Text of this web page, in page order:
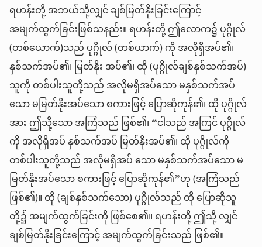
ရဟန်းတို့ အဘယ်သို့လျှင် ချစ်မြတ်နိုးခြင်းကြောင့်
အမျက်ထွက်ခြင်းဖြစ်သနည်း။ ရဟန်းတို့ ဤလောက၌ ပုဂ္ဂိုလ်
(တစ်ယောက်)သည် ပုဂ္ဂိုလ် (တစ်ယာက်) ကို အလိုရှိအပ်၏၊
နှစ်သက်အပ်၏၊ မြတ်နိုး အပ်၏၊ ထို (ပုဂ္ဂိုလ်ချစ်နှစ်သက်အပ်)
သူကို တစ်ပါးသူတို့သည် အလိုမရှိအပ်သော မနှစ်သက်အပ်
သော မမြတ်နိုးအပ်သော စကားဖြင့် ပြောဆိုကုန်၏၊ ထို ပုဂ္ဂိုလ်
အား ဤသို့သော အကြံသည် ဖြစ်၏၊ “ငါသည် အကြင် ပုဂ္ဂိုလ်
ကို အလိုရှိအပ် နှစ်သက်အပ် မြတ်နိုးအပ်၏၊ ထို ပုဂ္ဂိုလ်ကို
တစ်ပါးသူတို့သည် အလိုမရှိအပ် သော မနှစ်သက်အပ်သော မ
မြတ်နိုးအပ်သော စကားဖြင့် ပြောဆိုကုန်၏”ဟု (အကြံသည်
ဖြစ်၏)။ ထို (ချစ်နှစ်သက်သော) ပုဂ္ဂိုလ်သည် ထို ပြောဆိုသူ
တို့၌ အမျက်ထွက်ခြင်းကို ဖြစ်စေ၏။ ရဟန်းတို့ ဤသို့ လျှင်
ချစ်မြတ်နိုးခြင်းကြောင့် အမျက်ထွက်ခြင်းသည် ဖြစ်၏။